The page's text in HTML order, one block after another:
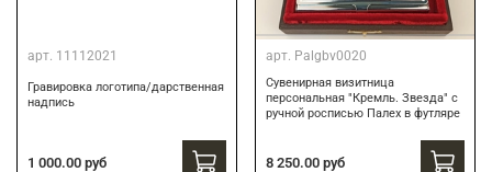
арт. 11112021
Гравировка логотипа/дарственная
надпись
1 000.00 руб
арт. Palgbv0020
Сувенирная визитница
персональная "Кремль. Звезда" с
ручной росписью Палех в футляре
8 250.00 руб